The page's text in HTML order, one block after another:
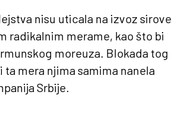
nisu uticala na izvoz sirove
radikalnim merame, kao što bi
moreuza. Blokada tog
mera njima samima nanela
Srbije.